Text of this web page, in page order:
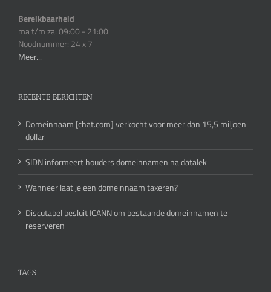
Bereikbaarheid
ma t/m za: 09:00 - 21:00
Noodnummer: 24 x 7
Meer...
RECENTE BERICHTEN
Domeinnaam [chat.com] verkocht voor meer dan 15,5 miljoen
dollar
SIDN informeert houders domeinnamen na datalek
Wanneer laat je een domeinnaam taxeren?
Discutabel besluit ICANN om bestaande domeinnamen te
reserveren
TAGS